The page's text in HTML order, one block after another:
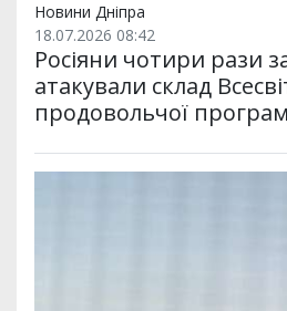
Новини Дніпра
18.07.2026 08:42
Росіяни чотири рази
атакували склад
продовольчої